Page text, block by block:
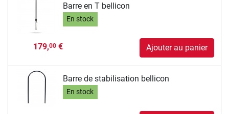
Barre en T bellicon
En stock
179,00€ Ajouter au panier
Barre de stabilisation bellicon
En stock